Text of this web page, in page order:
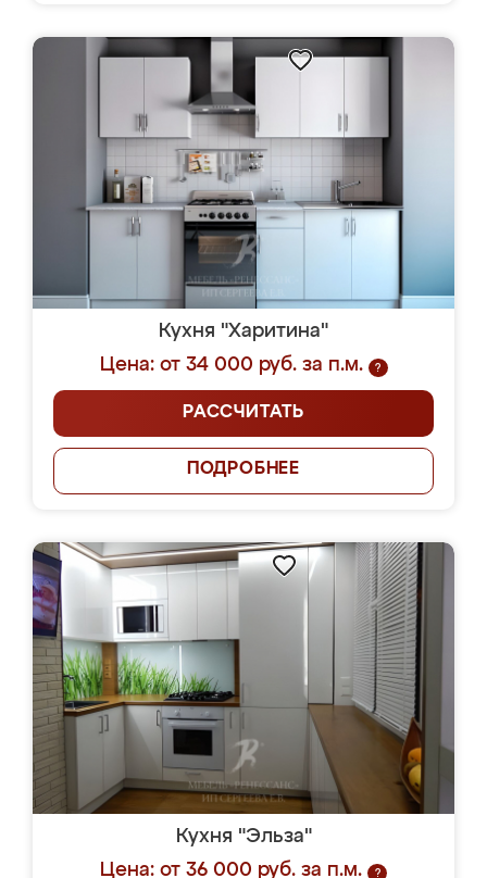
Кухня "Харитина"
Цена: от 34 000 руб. за п.м.
?
РАССЧИТАТЬ
ПОДРОБНЕЕ
Кухня "Эльза"
Цена: от 36 000 руб. за п.м.
?